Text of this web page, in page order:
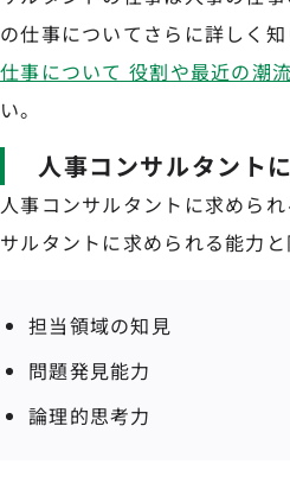
の仕事についてさらに詳しく
仕事について 役割や最近の潮
い。
人事コンサルタント
人事コンサルタントに求めら
サルタントに求められる能力と
担当領域の知見
問題発見能力
論理的思考力